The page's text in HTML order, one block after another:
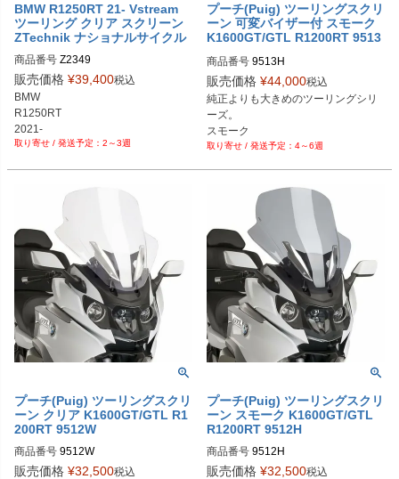
BMW R1250RT 21- Vstream
ツーリング クリア スクリーン
ZTechnik ナショナルサイクル
商品番号 Z2349
販売価格 ¥39,400税込
BMW
R1250RT
2～3週
プーチ(Puig) ツーリングスクリ
ーン 可変バイザー付 スモーク
K1600GT/GTL R1200RT 9513
商品番号 9513H
販売価格 ¥44,000税込
純正よりも大きめのツーリングシリ
ーズ。
スモーク
4～6週
プーチ(Puig) ツーリングスクリ
ーン クリア K1600GT/GTL R1
200RT 9512W
商品番号 9512W
販売価格 ¥32,500税込
プーチ(Puig) ツーリングスクリ
ーン スモーク K1600GT/GTL
R1200RT 9512H
商品番号 9512H
販売価格 ¥32,500税込